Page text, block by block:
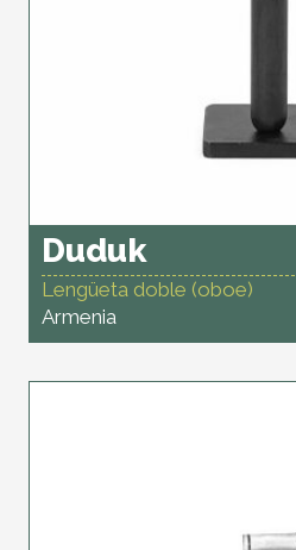
Duduk
Lengüeta doble (oboe)
Armenia